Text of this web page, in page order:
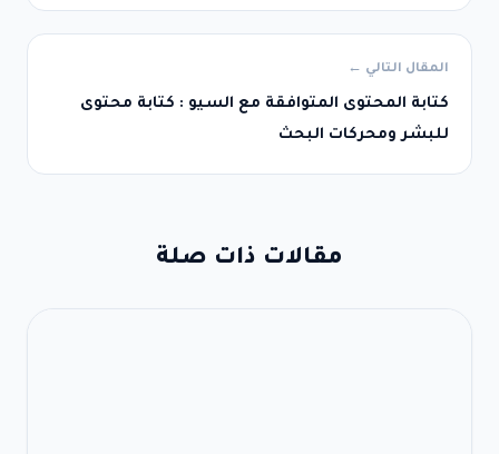
المقال التالي ←
كتابة المحتوى المتوافقة مع السيو : كتابة محتوى
للبشر ومحركات البحث
مقالات ذات صلة